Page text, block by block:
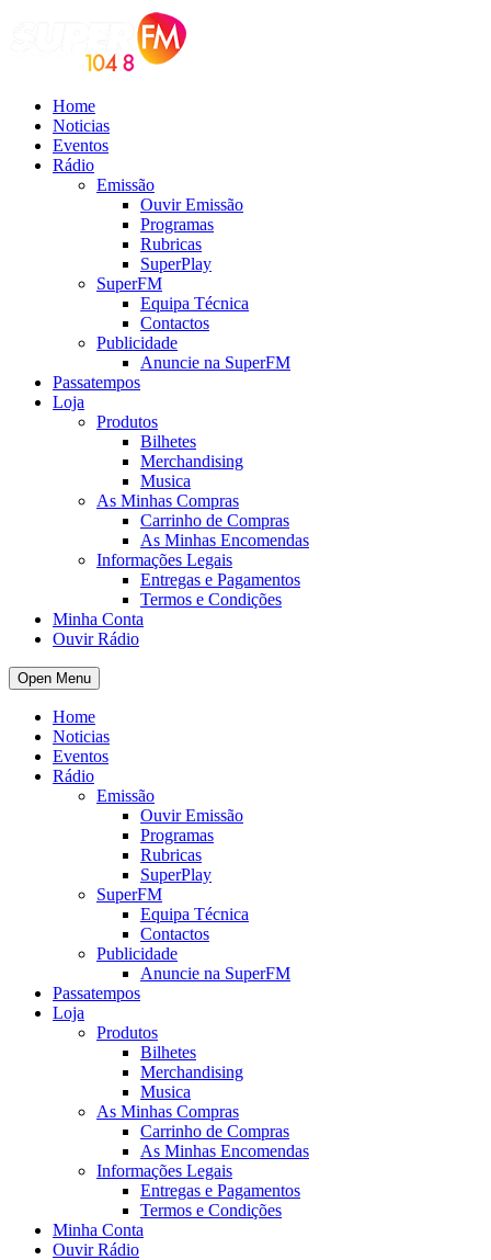
Home
Noticias
Eventos
Rádio
Emissão
Ouvir Emissão
Programas
Rubricas
SuperPlay
SuperFM
Equipa Técnica
Contactos
Publicidade
Anuncie na SuperFM
Passatempos
Loja
Produtos
Bilhetes
Merchandising
Musica
As Minhas Compras
Carrinho de Compras
As Minhas Encomendas
Informações Legais
Entregas e Pagamentos
Termos e Condições
Minha Conta
Ouvir Rádio
Open Menu
Home
Noticias
Eventos
Rádio
Emissão
Ouvir Emissão
Programas
Rubricas
SuperPlay
SuperFM
Equipa Técnica
Contactos
Publicidade
Anuncie na SuperFM
Passatempos
Loja
Produtos
Bilhetes
Merchandising
Musica
As Minhas Compras
Carrinho de Compras
As Minhas Encomendas
Informações Legais
Entregas e Pagamentos
Termos e Condições
Minha Conta
Ouvir Rádio